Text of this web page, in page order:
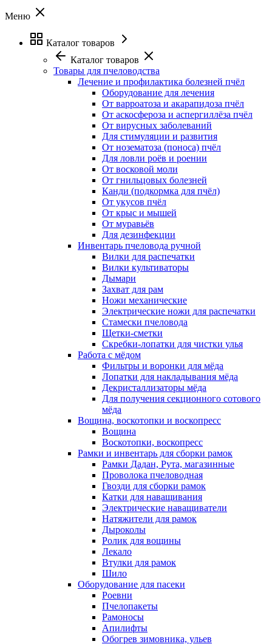
Меню
Каталог товаров
Каталог товаров
Товары для пчеловодства
Лечение и профилактика болезней пчёл
Оборудование для лечения
От варроатоза и акарапидоза пчёл
От аскосфероза и аспергиллёза пчёл
От вирусных заболеваний
Для стимуляции и развития
От нозематоза (поноса) пчёл
Для ловли роёв и роении
От восковой моли
От гнильцовых болезней
Канди (подкормка для пчёл)
От укусов пчёл
От крыс и мышей
От муравьёв
Для дезинфекции
Инвентарь пчеловода ручной
Вилки для распечатки
Вилки культиваторы
Дымари
Захват для рам
Ножи механические
Электрические ножи для распечатки
Стамески пчеловода
Щетки-сметки
Скребки-лопатки для чистки улья
Работа с мёдом
Фильтры и воронки для мёда
Лопатки для накладывания мёда
Декристаллизаторы мёда
Для получения секционного сотового
мёда
Вощина, воскотопки и воскопресс
Вощина
Воскотопки, воскопресс
Рамки и инвентарь для сборки рамок
Рамки Дадан, Рута, магазинные
Проволока пчеловодная
Гвозди для сборки рамок
Катки для наващивания
Электрические наващиватели
Натяжители для рамок
Дыроколы
Ролик для вощины
Лекало
Втулки для рамок
Шило
Оборудование для пасеки
Роевни
Пчелопакеты
Рамоносы
Апилифты
Обогрев зимовника, ульев